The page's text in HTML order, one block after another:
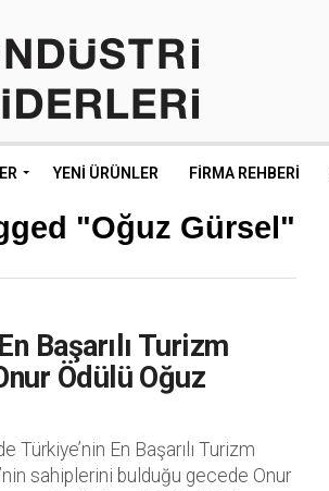
YENI ÜRÜNLER FIRMA REHBERI
"Oğuz Gürsel"
Başarılı Turizm
Ödülü Oğuz
Türkiye’nin En Başarılı Turizm
sahiplerini bulduğu gecede Onur